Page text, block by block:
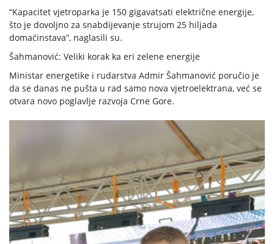
“Kapacitet vjetroparka je 150 gigavatsati električne energije,
što je dovoljno za snabdijevanje strujom 25 hiljada
domaćinstava”, naglasili su.
Šahmanović: Veliki korak ka eri zelene energije
Ministar energetike i rudarstva Admir Šahmanović poručio je
da se danas ne pušta u rad samo nova vjetroelektrana, već se
otvara novo poglavlje razvoja Crne Gore.